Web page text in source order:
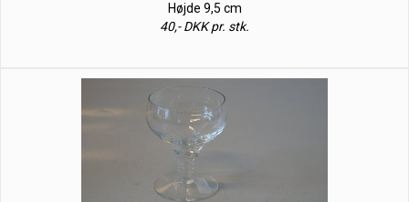
Højde 9,5 cm
40,- DKK pr. stk.